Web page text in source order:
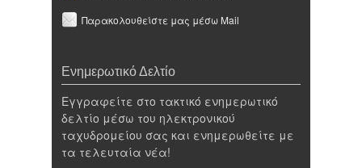
Παρακολουθείστε μας μέσω Mail
Ενημερωτικό Δελτίο
Εγγραφείτε στο τακτικό ενημερωτικό
δελτίο μέσω του ηλεκτρονικού
ταχυδρομείου σας και ενημερωθείτε με
τα τελευταία νέα!